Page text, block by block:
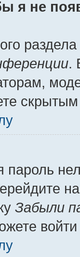
я не
.
пароль
Забыли